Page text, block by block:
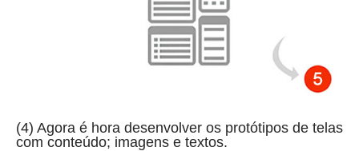
(4) Agora é hora desenvolver os protótipos de telas
com conteúdo; imagens e textos.